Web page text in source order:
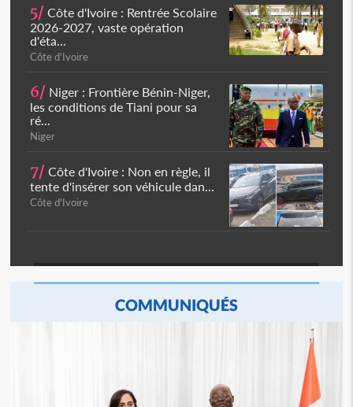
5/ Côte d'Ivoire : Rentrée Scolaire
2026-2027, vaste opération
d'éta...
Côte d'Ivoire
6/ Niger : Frontière Bénin-Niger,
les conditions de Tiani pour sa
ré...
Niger
7/ Côte d'Ivoire : Non en règle, il
tente d'insérer son véhicule dan...
Côte d'Ivoire
COMMUNIQUÉS